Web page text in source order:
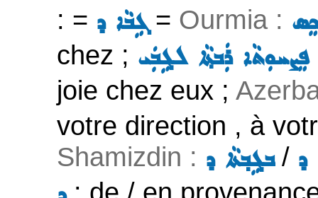
: = ܓܹܒܵܐ ܕ= Ourmia :
chez ; ܪܲܒܬ݂ܵܐ ܠܓܹܒܲܝ
joie chez eux ;
votre direction , à
Shamizdin : ܒܓܹܒ݂ܬܵܐ ܕ/ ܕ